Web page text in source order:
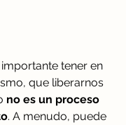
tener en
que liberarnos
no es un proceso
. A menudo, puede